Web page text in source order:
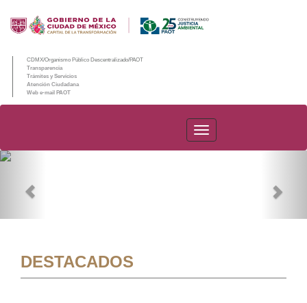
CDMX/Organismo Público Descentralizado/PAOT
Transparencia
Trámites y Servicios
Atención Ciudadana
Web e-mail PAOT
PAOT
DESTACADOS